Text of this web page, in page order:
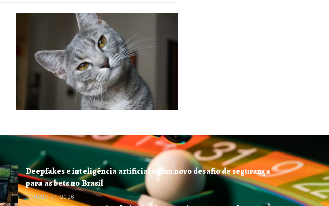
Deepfakes e inteligência artificial viram novo desafio de segurança
para as bets no Brasil
JULHO 27, 2026